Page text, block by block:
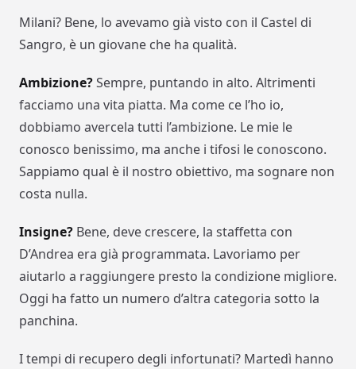
Milani? Bene, lo avevamo già visto con il Castel di
Sangro, è un giovane che ha qualità.
Ambizione?Sempre, puntando in alto. Altrimenti
facciamo una vita piatta. Ma come ce l’ho io,
dobbiamo avercela tutti l’ambizione. Le mie le
conosco benissimo, ma anche i tifosi le conoscono.
Sappiamo qual è il nostro obiettivo, ma sognare non
costa nulla.
Insigne? Bene, deve crescere, la staffetta con
D’Andrea era già programmata. Lavoriamo per
aiutarlo a raggiungere presto la condizione migliore.
Oggi ha fatto un numero d’altra categoria sotto la
panchina.
I tempi di recupero degli infortunati? Martedì hanno